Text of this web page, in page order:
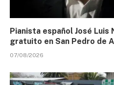
Pianista español José
gratuito en San Pedro de
07/08/2026